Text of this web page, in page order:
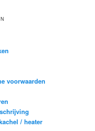
voorwaarden
/ heater